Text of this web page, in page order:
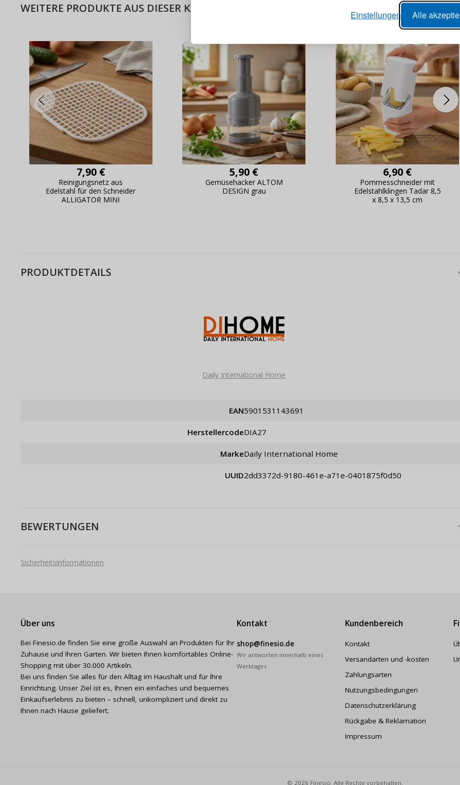
Alle
Einstellungen
WEITERE PRODUKTE AUS DIESER KATEGORIE
7,90 €
Reinigungsnetz aus
Edelstahl für den Schneider
ALLIGATOR MINI
5,90 €
Gemüsehacker ALTOM
DESIGN grau
6,90 €
Pommesschneider mit
Edelstahlklingen Tadar 8,5
x 8,5 x 13,5 cm
PRODUKTDETAILS
Daily International Home
EAN 5901531143691
Herstellercode DIA27
Marke Daily International Home
UUID 2dd3372d-9180-461e-a71e-0401875f0d50
BEWERTUNGEN
Sicherheitsinformationen
Über uns
Bei Finesio.de finden Sie eine große Auswahl an Produkten für Ihr
Zuhause und Ihren Garten. Wir bieten Ihnen komfortables Online-
Shopping mit über 30.000 Artikeln.
Bei uns finden Sie alles für den Alltag im Haushalt und für Ihre
Einrichtung. Unser Ziel ist es, Ihnen ein einfaches und bequemes
Einkaufserlebnis zu bieten – schnell, unkompliziert und direkt zu
Ihnen nach Hause geliefert.
Kontakt
shop@finesio.de
Wir antworten innerhalb eines
Werktages
Kundenbereich
Kontakt
Versandarten und -kosten
Zahlungsarten
Nutzungsbedingungen
Datenschutzerklärung
Rückgabe & Reklamation
Impressum
© 2026 Finesio. Alle Rechte vorbehalten.
Live-Überblick über Änderungen an der
Bestellung,
Passwort